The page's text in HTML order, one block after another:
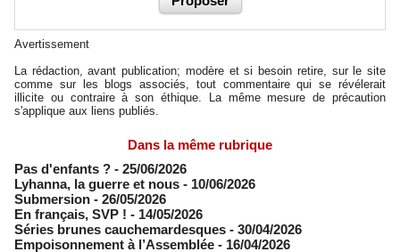
Avertissement
La rédaction, avant publication; modère et si besoin retire, sur le site
comme sur les blogs associés, tout commentaire qui se révélerait
illicite ou contraire à son éthique. La même mesure de précaution
s'applique aux liens publiés.
Dans la même rubrique
Pas d'enfants ? - 25/06/2026
​Lyhanna, la guerre et nous - 10/06/2026
Submersion - 26/05/2026
En français, SVP ! - 14/05/2026
​Séries brunes cauchemardesques - 30/04/2026
Empoisonnement à l’Assemblée­ - 16/04/2026